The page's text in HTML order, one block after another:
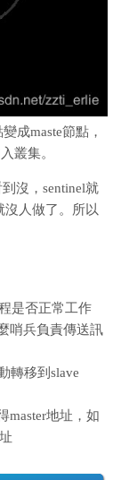
成maste節點，
叢集。
沒，sentinel就
沒人做了。所以
是否正常工作
哨兵負責傳送訊
轉移到slave
master地址，如